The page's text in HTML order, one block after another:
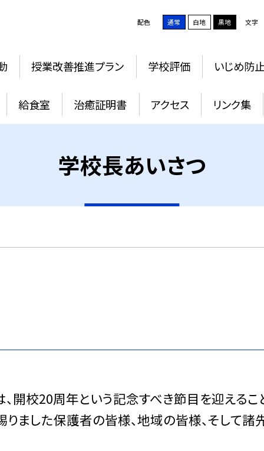
配色 通常 白地 黒地 文字
授業改善推進プラン 学校評価 いじめ防
給食室 治癒証明書 アクセス リンク集
学校長あいさつ
校20周年という記念すべき節目を迎えるこ
ました保護者の皆様、地域の皆様、そして諸